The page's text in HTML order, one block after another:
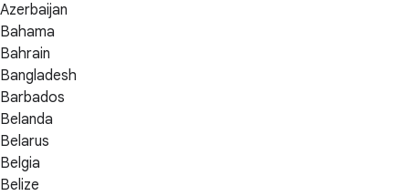
Azerbaijan
Bahama
Bahrain
Bangladesh
Barbados
Belanda
Belarus
Belgia
Belize